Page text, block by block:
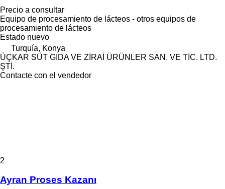
Precio a consultar
Equipo de procesamiento de lácteos - otros equipos de
procesamiento de lácteos
Estado nuevo
Turquía, Konya
ÜÇKAR SÜT GIDA VE ZİRAİ ÜRÜNLER SAN. VE TİC. LTD.
ŞTİ.
Contacte con el vendedor
2
Ayran Proses Kazanı